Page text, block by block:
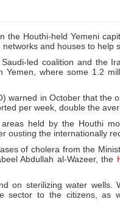
the Houthi-held Yemeni
and houses to help
led coalition and the
Yemen, where some 1.2
warned in October that the
per week, double the
held by the Houthi
ousting the internationally
of cholera from the
Abdullah al-Wazeer, the
on sterilizing water wells.
sector to the citizens, as